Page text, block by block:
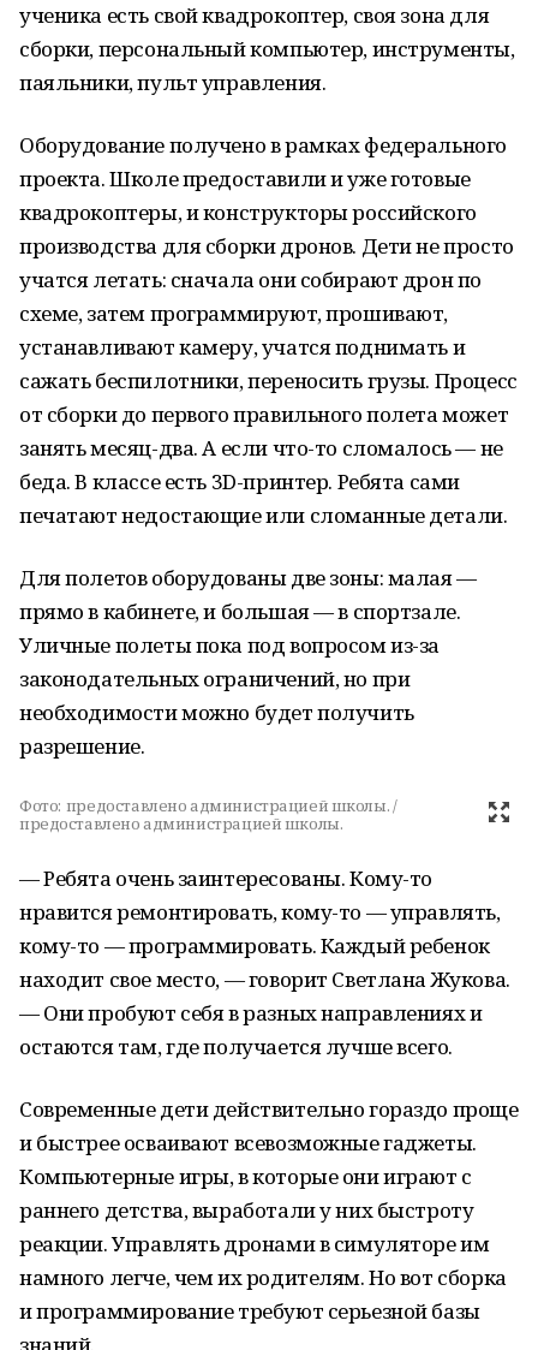
ученика есть свой квадрокоптер, своя зона для
сборки, персональный компьютер, инструменты,
паяльники, пульт управления.
Оборудование получено в рамках федерального
проекта. Школе предоставили и уже готовые
квадрокоптеры, и конструкторы российского
производства для сборки дронов. Дети не просто
учатся летать: сначала они собирают дрон по
схеме, затем программируют, прошивают,
устанавливают камеру, учатся поднимать и
сажать беспилотники, переносить грузы. Процесс
от сборки до первого правильного полета может
занять месяц-два. А если что-то сломалось — не
беда. В классе есть 3D-принтер. Ребята сами
печатают недостающие или сломанные детали.
Для полетов оборудованы две зоны: малая —
прямо в кабинете, и большая — в спортзале.
Уличные полеты пока под вопросом из-за
законодательных ограничений, но при
необходимости можно будет получить
разрешение.
Фото: предоставлено администрацией школы. /
предоставлено администрацией школы.
— Ребята очень заинтересованы. Кому-то
нравится ремонтировать, кому-то — управлять,
кому-то — программировать. Каждый ребенок
находит свое место, — говорит Светлана Жукова.
— Они пробуют себя в разных направлениях и
остаются там, где получается лучше всего.
Современные дети действительно гораздо проще
и быстрее осваивают всевозможные гаджеты.
Компьютерные игры, в которые они играют с
раннего детства, выработали у них быстроту
реакции. Управлять дронами в симуляторе им
намного легче, чем их родителям. Но вот сборка
и программирование требуют серьезной базы